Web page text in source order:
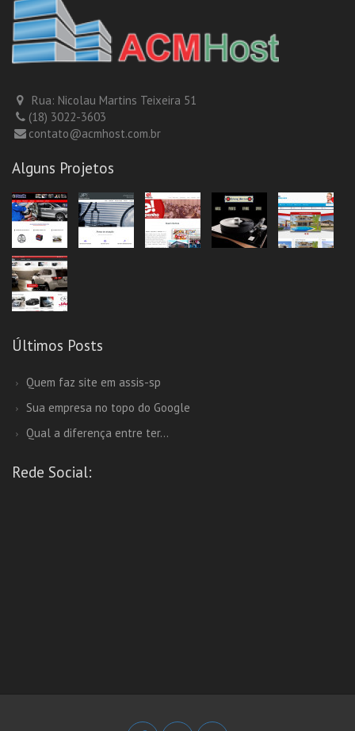
Rua: Nicolau Martins Teixeira 51
(18) 3022-3603
contato@acmhost.com.br
Alguns Projetos
Últimos Posts
Quem faz site em assis-sp
Sua empresa no topo do Google
Qual a diferença entre ter...
Rede Social: